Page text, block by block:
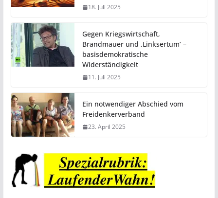
18. Juli 2025
Gegen Kriegswirtschaft,
Brandmauer und ‚Linksertum‘ –
basisdemokratische
Widerständigkeit
11. Juli 2025
Ein notwendiger Abschied vom
Freidenkerverband
23. April 2025